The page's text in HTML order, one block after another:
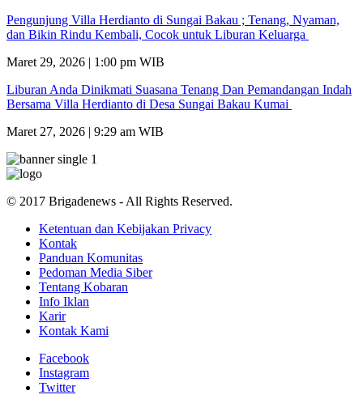
Pengunjung Villa Herdianto di Sungai Bakau ; Tenang, Nyaman,
dan Bikin Rindu Kembali, Cocok untuk Liburan Keluarga
Maret 29, 2026 | 1:00 pm WIB
Liburan Anda Dinikmati Suasana Tenang Dan Pemandangan Indah
Bersama Villa Herdianto di Desa Sungai Bakau Kumai
Maret 27, 2026 | 9:29 am WIB
© 2017 Brigadenews - All Rights Reserved.
Ketentuan dan Kebijakan Privacy
Kontak
Panduan Komunitas
Pedoman Media Siber
Tentang Kobaran
Info Iklan
Karir
Kontak Kami
Facebook
Instagram
Twitter